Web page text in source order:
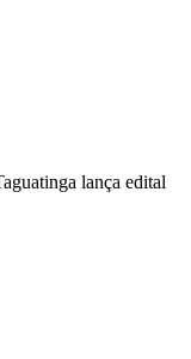
lança edital